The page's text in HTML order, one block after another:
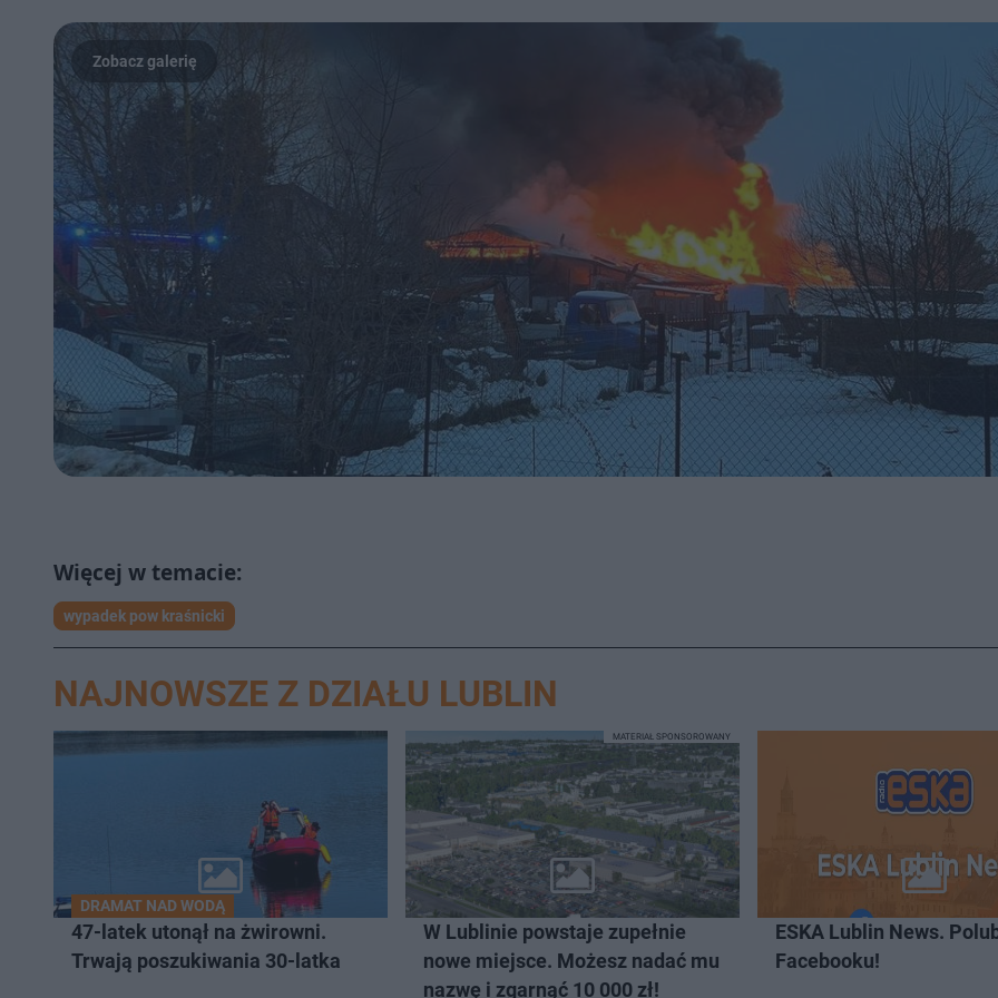
wypadek pow kraśnicki
NAJNOWSZE Z DZIAŁU LUBLIN
DRAMAT NAD WODĄ
47-latek utonął na żwirowni.
Trwają poszukiwania 30-latka
W Lublinie powstaje zupełnie
nowe miejsce. Możesz nadać mu
nazwę i zgarnąć 10 000 zł!
MATERIAŁ SPONSOROWANY
ESKA Lublin News.
Facebooku!